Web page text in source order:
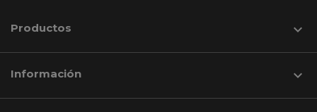
Productos 
Información 